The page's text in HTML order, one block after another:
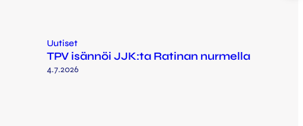
Uutiset
TPV isännöi JJK:ta Ratinan nurmella
4.7.2026